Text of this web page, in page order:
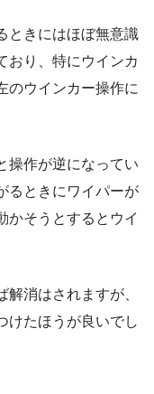
ときにはほぼ無意識
おり、特にウインカ
のウインカー操作に
操作が逆になってい
るときにワイパーが
かそうとするとウイ
消はされますが、
けたほうが良いでし